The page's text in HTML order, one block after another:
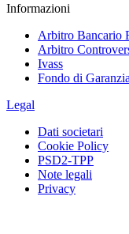
Informazioni
Arbitro Bancario
Arbitro
Ivass
Fondo di Garanzia
Legal
Dati societari
Cookie Policy
PSD2-TPP
Note legali
Privacy